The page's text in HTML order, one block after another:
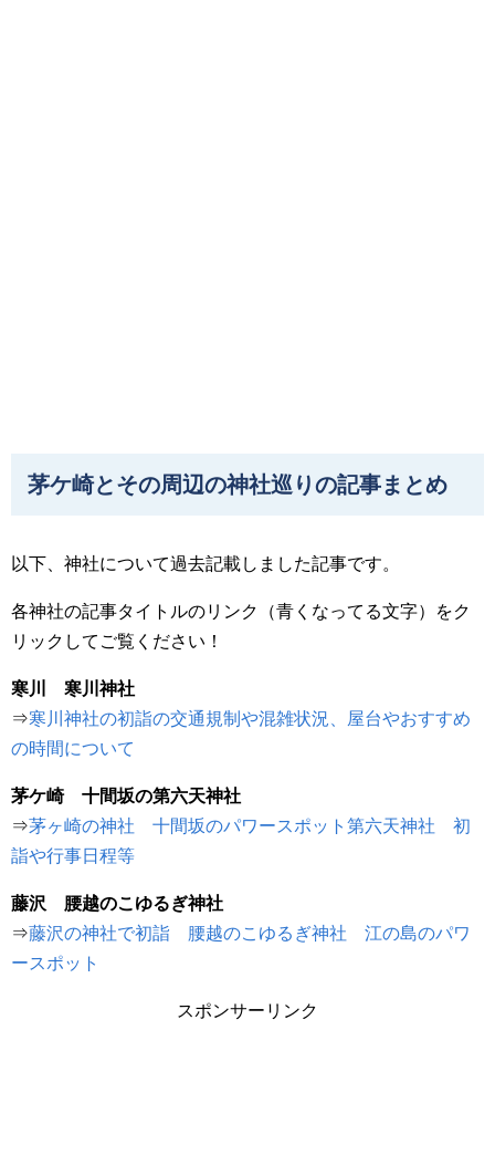
茅ケ崎とその周辺の神社巡りの記事まとめ
以下、神社について過去記載しました記事です。
各神社の記事タイトルのリンク（青くなってる文字）をク
リックしてご覧ください！
寒川 寒川神社
⇒寒川神社の初詣の交通規制や混雑状況、屋台やおすすめ
の時間について
茅ケ崎 十間坂の第六天神社
⇒茅ヶ崎の神社 十間坂のパワースポット第六天神社 初
詣や行事日程等
藤沢 腰越のこゆるぎ神社
⇒藤沢の神社で初詣 腰越のこゆるぎ神社 江の島のパワ
ースポット
スポンサーリンク